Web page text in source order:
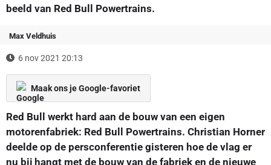
beeld van Red Bull Powertrains.
Max Veldhuis
6 nov 2021 20:13
Maak ons je Google-favoriet
Red Bull werkt hard aan de bouw van een eigen
motorenfabriek: Red Bull Powertrains. Christian Horner
deelde op de persconferentie gisteren hoe de vlag er
nu bij hangt met de bouw van de fabriek en de nieuwe